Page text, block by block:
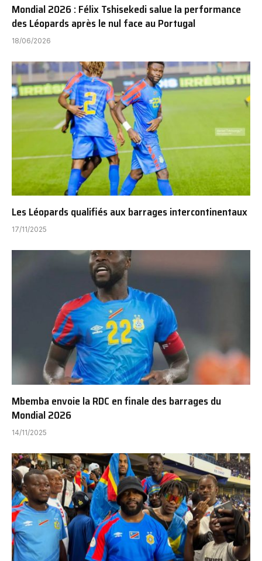
Mondial 2026 : Félix Tshisekedi salue la performance
des Léopards après le nul face au Portugal
18/06/2026
Les Léopards qualifiés aux barrages intercontinentaux
17/11/2025
Mbemba envoie la RDC en finale des barrages du
Mondial 2026
14/11/2025